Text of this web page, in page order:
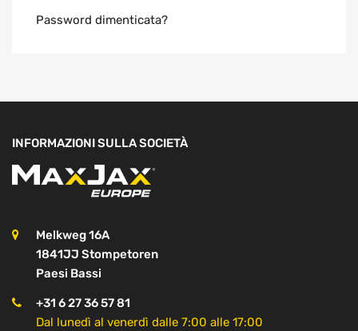
Password dimenticata?
INFORMAZIONI SULLA SOCIETÀ
Melkweg 16A
1841JJ Stompetoren
Paesi Bassi
+31 6 27 36 57 81
Dal lunedì al venerdì dalle 7:00 alle 17:00